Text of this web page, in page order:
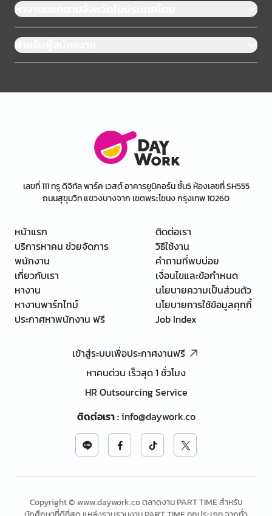
หางานแยกตามจังหวัดในประเทศไทย
สำหรับผู้สมัครงาน
เลขที่ 111 ทรู ดิจิทัล พาร์ค เวสต์ อาคารยูนิคอร์น ชั้น5 ห้องเลขที่ SH555
ถนนสุขุมวิท แขวงบางจาก เขตพระโขนง กรุงเทพ 10260
หน้าแรก
บริการหาคน ช่วยจัดการ
พนักงาน
เกี่ยวกับเรา
หางาน
หางานพาร์ทไทม์
ประกาศหาพนักงาน ฟรี
ติดต่อเรา
วิธีใช้งาน
คำถามที่พบบ่อย
เงื่อนไขและข้อกำหนด
นโยบายความเป็นส่วนตัว
นโยบายการใช้ข้อมูลคุกกี้
Job Index
เข้าสู่ระบบเพื่อประกาศงานฟรี
หาคนด่วน เร็วสุด 1 ชั่วโมง
HR Outsourcing Service
ติดต่อเรา:info@daywork.co
Copyright © www.daywork.co ตลาดงาน PART TIME สำหรับ